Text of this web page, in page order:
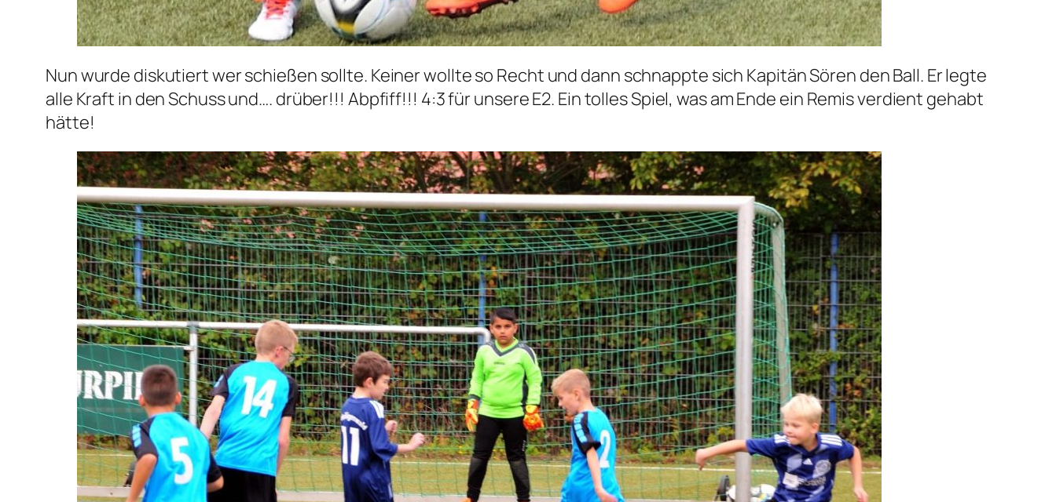
Nun wurde diskutiert wer schießen sollte. Keiner wollte so Recht und dann schnappte sich Kapitän Sören den Ball. Er legte
alle Kraft in den Schuss und…. drüber!!! Abpfiff!!! 4:3 für unsere E2. Ein tolles Spiel, was am Ende ein Remis verdient gehabt
hätte!